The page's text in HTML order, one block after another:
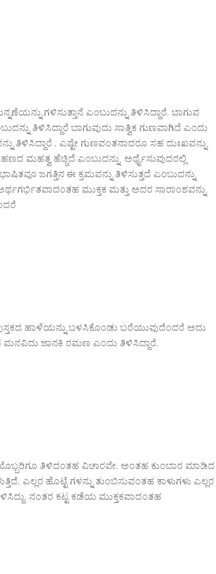
ಗಳಿಸುತ್ತಾನೆ ಎಂಬುದನ್ನು ತಿಳಿಸಿದ್ದಾರೆ. ಬಾಗುವ
ತಿಳಿಸಿದ್ದಾರೆ ಬಾಗುವುದು ಸಾತ್ವಿಕ ಗುಣವಾಗಿದೆ ಎಂದು
ತಿಳಿಸಿದ್ದಾರೆ . ಎಷ್ಟೇ ಗುಣವಂತನಾದರೂ ಸಹ ದುಃಖವನ್ನು
ಮಹತ್ವ ಹೆಚ್ಚಿದೆ ಎಂಬುದನ್ನು ಅರ್ಥೈಸುವುದರಲ್ಲಿ
ಜಗತ್ತಿನ ಈ ಕ್ರಮವನ್ನು ತಿಳಿಸುತ್ತದೆ ಎಂಬುದನ್ನು
ಮುಕ್ತಕ ಮತ್ತು ಅದರ ಸಾರಾಂಶವನ್ನು
ಹಾಳೆಯನ್ನು ಬಳಸಿಕೊಂಡು ಬರೆಯುವುದೆಂದರೆ ಅದು
ಮನವಿದು ಜಾನಕಿ ರಮಣ ಎಂದು ತಿಳಿಸಿದ್ದಾರೆ.
ತಿಳಿದಂತಹ ವಿಚಾರವೇ. ಅಂತಹ ಕುಂಬಾರ ಮಾಡಿದ
ಎಲ್ಲರ ಹೊಟ್ಟೆ ಗಳನ್ನು ತುಂಬಿಸುವಂತಹ ಕಾಳುಗಳು ಎಲ್ಲರ
ನಂತರ ಕಟ್ಟ ಕಡೆಯ ಮುಕ್ತಕವಾದಂತಹ